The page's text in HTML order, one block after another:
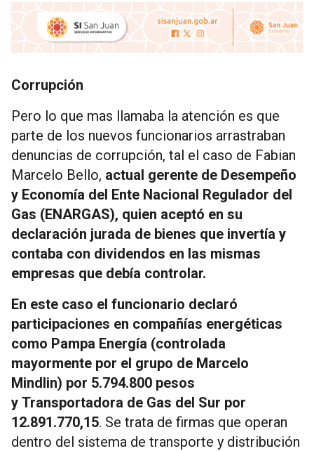
Corrupción
Pero lo que mas llamaba la atención es que
parte de los nuevos funcionarios arrastraban
denuncias de corrupción, tal el caso de Fabian
Marcelo Bello, actual gerente de Desempeño
y Economía del Ente Nacional Regulador del
Gas (ENARGAS), quien aceptó en su
declaración jurada de bienes que invertía y
contaba con dividendos en las mismas
empresas que debía controlar.
En este caso el funcionario declaró
participaciones en compañías energéticas
como Pampa Energía (controlada
mayormente por el grupo de Marcelo
Mindlin) por 5.794.800 pesos
y Transportadora de Gas del Sur por
12.891.770,15. Se trata de firmas que operan
dentro del sistema de transporte y distribución